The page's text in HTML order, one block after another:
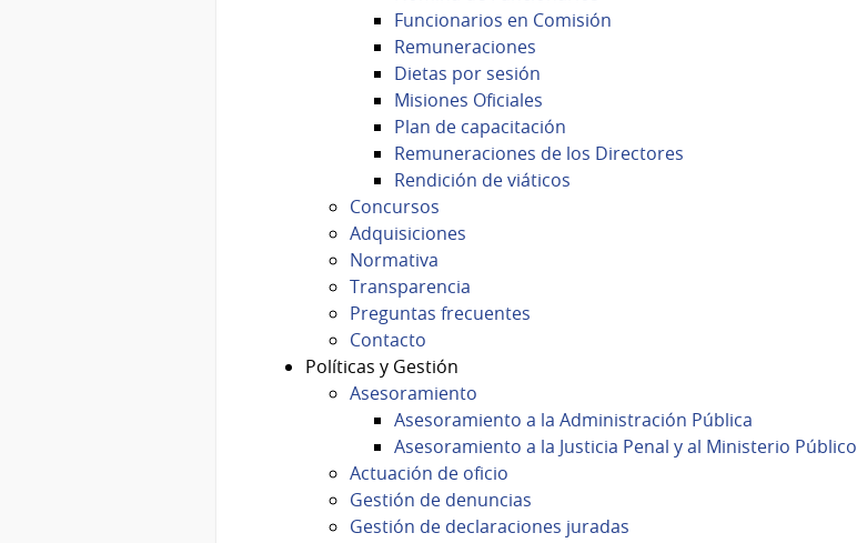
Funcionarios en Comisión
Remuneraciones
Dietas por sesión
Misiones Oficiales
Plan de capacitación
Remuneraciones de los Directores
Rendición de viáticos
Concursos
Adquisiciones
Normativa
Transparencia
Preguntas frecuentes
Contacto
Políticas y Gestión
Asesoramiento
Asesoramiento a la Administración Pública
Asesoramiento a la Justicia Penal y al Ministerio Público
Actuación de oficio
Gestión de denuncias
Gestión de declaraciones juradas